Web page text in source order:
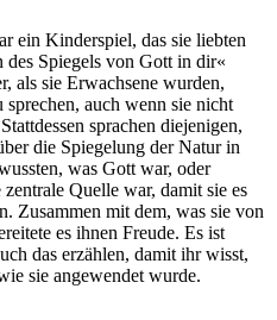
ein Kinderspiel, das sie liebten
des Spiegels von Gott in dir«
als sie Erwachsene wurden,
auch wenn sie nicht
sprachen diejenigen,
die Spiegelung der Natur in
was Gott war, oder
Quelle war, damit sie es
Zusammen mit dem, was sie von
es ihnen Freude. Es ist
das erzählen, damit ihr wisst,
sie angewendet wurde.